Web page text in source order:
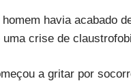
havia acabado
crise de
a gritar por